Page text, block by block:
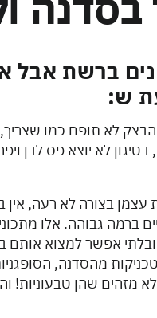
ברשת אבל
ש:
לא תופח כמו
לא יוצא פס לבן
עצמן בצורה לא רעה,
ברמה גבוהה. אלו
ובלתי אפשר למצוא אותם
מהסדנה,
מזהים שהן טבעוניות!